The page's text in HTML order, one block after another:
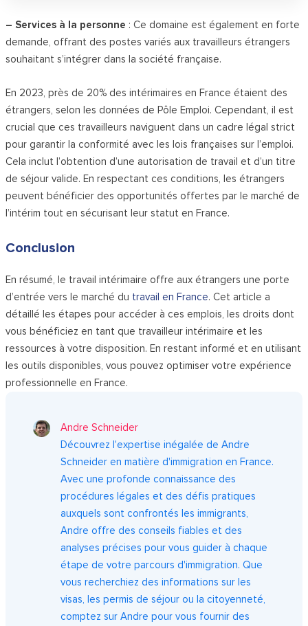
– Services à la personne : Ce domaine est également en forte
demande, offrant des postes variés aux travailleurs étrangers
souhaitant s’intégrer dans la société française.
En 2023, près de 20% des intérimaires en France étaient des
étrangers, selon les données de Pôle Emploi. Cependant, il est
crucial que ces travailleurs naviguent dans un cadre légal strict
pour garantir la conformité avec les lois françaises sur l’emploi.
Cela inclut l’obtention d’une autorisation de travail et d’un titre
de séjour valide. En respectant ces conditions, les étrangers
peuvent bénéficier des opportunités offertes par le marché de
l’intérim tout en sécurisant leur statut en France.
Conclusion
En résumé, le travail intérimaire offre aux étrangers une porte
d’entrée vers le marché du travail en France. Cet article a
détaillé les étapes pour accéder à ces emplois, les droits dont
vous bénéficiez en tant que travailleur intérimaire et les
ressources à votre disposition. En restant informé et en utilisant
les outils disponibles, vous pouvez optimiser votre expérience
professionnelle en France.
Andre Schneider
Découvrez l'expertise inégalée de Andre
Schneider en matière d'immigration en France.
Avec une profonde connaissance des
procédures légales et des défis pratiques
auxquels sont confrontés les immigrants,
Andre offre des conseils fiables et des
analyses précises pour vous guider à chaque
étape de votre parcours d'immigration. Que
vous recherchiez des informations sur les
visas, les permis de séjour ou la citoyenneté,
comptez sur Andre pour vous fournir des